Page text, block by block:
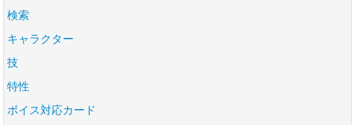
検索
キャラクター
技
特性
ボイス対応カード